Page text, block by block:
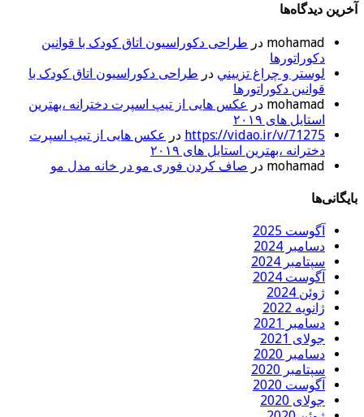
آخرین دیدگاه‌ها
mohamad در طراحی دکوراسیون اتاق کودک با قوانین
دکوراتورها
لوستر و چراغ تزييني در طراحی دکوراسیون اتاق کودک با
قوانین دکوراتورها
mohamad در عکس هایی از تیپ اسپرت دخترانه ،بهترین
استایل های ۲۰۱۹
https://vidao.ir/v/71275 در عکس هایی از تیپ اسپرت
دخترانه ،بهترین استایل های ۲۰۱۹
mohamad در صاف کردن فوری مو در خانه مدل مو
بایگانی‌ها
آگوست 2025
دسامبر 2024
سپتامبر 2024
آگوست 2024
ژوئن 2024
ژانویه 2022
دسامبر 2021
جولای 2021
دسامبر 2020
سپتامبر 2020
آگوست 2020
جولای 2020